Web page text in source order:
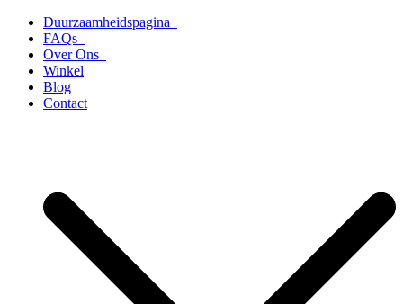
naar
inhoud
Duurzaamheidspagina
FAQs
Over Ons
Winkel
Blog
Contact